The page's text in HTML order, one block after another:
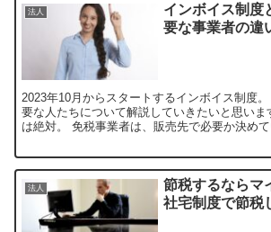
法人
インボイス制度
要な事業者の違
2023年10月からスタートするインボイス制度
要な人たちについて解説していきたいと思い
は絶対。 免税事業者は、販売先で必要か決め
法人
節税するならマ
社宅制度で節税